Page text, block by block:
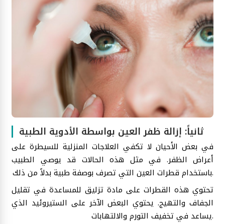
ثانياً: إزالة ظفر العين بواسطة الأدوية الطبية
في بعض الأحيان لا تكفي العلاجات المنزلية للسيطرة على
أعراض الظفر. في مثل هذه الحالات قد يوصي الطبيب
باستخدام قطرات العين التي تصرف بوصفة طبية بدلاً من ذلك.
تحتوي هذه القطرات على مادة تزليق للمساعدة في تقليل
الجفاف والتهيج. يحتوي البعض الآخر على الستيروئيد الذي
يساعد في تخفيف التورم والالتهابات.